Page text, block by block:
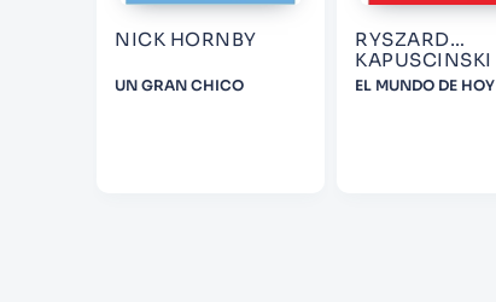
NICK HORNBY
UN GRAN CHICO
RYSZARD
KAPUSCINSKI
EL MUNDO DE HOY